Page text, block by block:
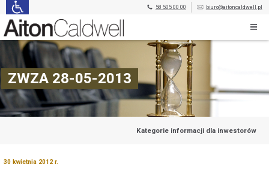
58 505 00 00 biuro@aitoncaldwell.pl
ZWZA 28-05-2013
Kategorie informacji dla inwestorów
30 kwietnia 2012 r.